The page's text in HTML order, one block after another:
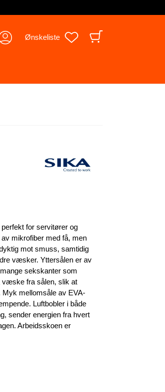
Ønskeliste
for servitører og
mikrofiber med få, men
mot smuss, samtidig
væsker. Yttersålen er av
sekskanter som
væske fra sålen, slik at
Myk mellomsåle av EVA-
Luftbobler i både
sender energien fra hvert
Arbeidsskoen er